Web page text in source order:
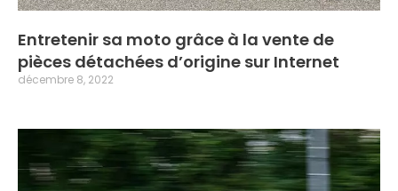
Entretenir sa moto grâce à la vente de
pièces détachées d’origine sur Internet
décembre 8, 2022